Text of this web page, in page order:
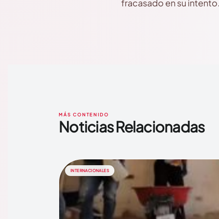
fracasado en su
MÁS CONTENIDO
Noticias Relacionadas
INTERNACIONALES